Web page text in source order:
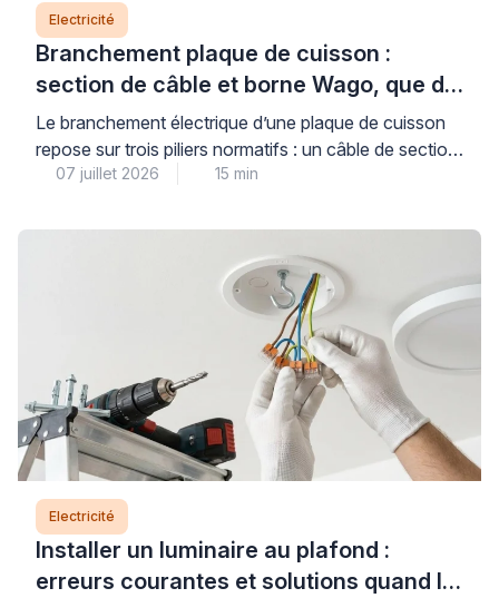
Electricité
Branchement plaque de cuisson :
section de câble et borne Wago, que dit
la norme ?
Le branchement électrique d’une plaque de cuisson
repose sur trois piliers normatifs : un câble de section
adaptée (6 mm² pour les plaques jusqu’à 7 400 W,
conforme à la norme NF C 15-100, et des
connexions dimensionnées pour supporter l’intensité
requise. Comprendre ces règles […]
07 juillet 2026 15 min
Electricité
Installer un luminaire au plafond :
erreurs courantes et solutions quand le